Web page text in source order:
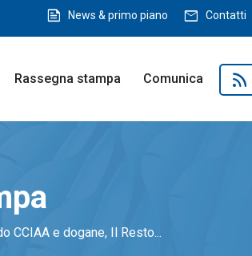
feed News & primo piano mail Contatti
Rassegna stampa Comunica rss_feed
CCIAA e dogane, Il Resto...